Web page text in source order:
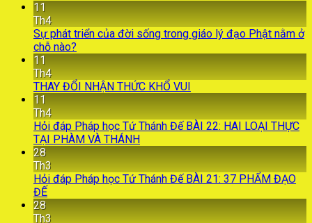
11
Th4
Sự phát triển của đời sống trong giáo lý đạo Phật nằm ở
chỗ nào?
11
Th4
THAY ĐỔI NHẬN THỨC KHỔ VUI
11
Th4
Hỏi đáp Pháp học Tứ Thánh Đế BÀI 22: HAI LOẠI THỰC
TẠI PHÀM VÀ THÁNH
28
Th3
Hỏi đáp Pháp học Tứ Thánh Đế BÀI 21: 37 PHẨM ĐẠO
ĐẾ
28
Th3